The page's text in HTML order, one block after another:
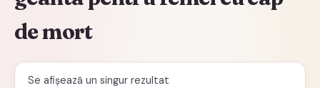
de mort
Se afișează un singur rezultat